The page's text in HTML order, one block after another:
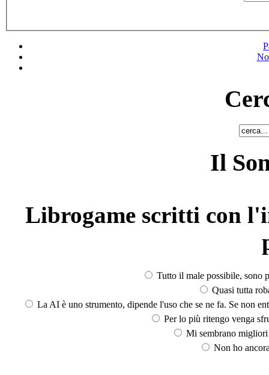
Il
Librogame scritti con
Tutto il male possibile, sono
Quasi tutta
La AI è uno strumento, dipende l'uso che se ne fa. Se non
Per lo più ritengo venga
Mi sembrano
Non ho